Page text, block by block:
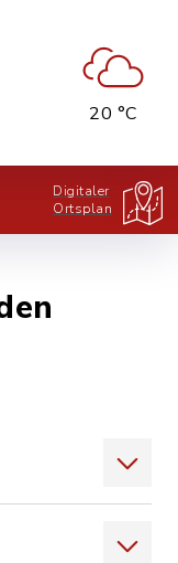
20 °C
Digitaler
Ortsplan